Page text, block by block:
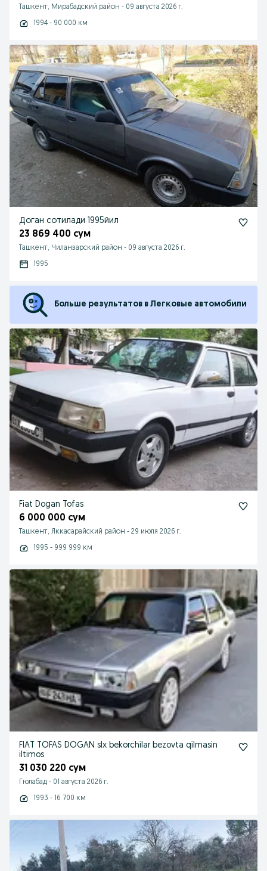
Ташкент, Мирабадский район - 09 августа 2026 г.
1994 - 90 000 км
Доган сотилади 1995йил
23 869 400 сум
Ташкент, Чиланзарский район - 09 августа 2026 г.
1995
Больше результатов в Легковые автомобили
Fiat Dogan Tofas
6 000 000 сум
Ташкент, Яккасарайский район - 29 июля 2026 г.
1995 - 999 999 км
FIAT TOFAS DOGAN slx bekorchilar bezovta qilmasin
iltimos
31 030 220 сум
Гюлабад - 01 августа 2026 г.
1993 - 16 700 км